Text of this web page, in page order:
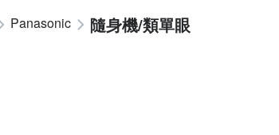
Panasonic 隨身機/類單眼